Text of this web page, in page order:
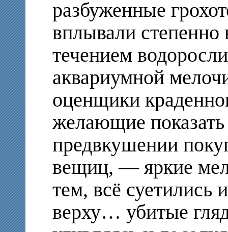
разбуженные
вплывали степенно
течением
аквариумной
оценщики
желающие показать
предвкушении
вещиц, — яркие
тем, всё суетились
верху… убитые